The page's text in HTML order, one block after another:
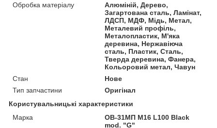
Обробка матеріалу
Алюміній, Дерево,
Загартована сталь, Ламінат,
ЛДСП, МДФ, Мідь, Метал,
Металевий профіль,
Металопластик, М'яка
деревина, Нержавіюча
сталь, Пластик, Сталь,
Тверда деревина, Фанера,
Кольоровий метал, Чавун
Стан
Нове
Тип запчастини
Оригінал
Користувальницькі характеристики
Марка
ОВ-31МП M16 L100 Black
mod. "G"